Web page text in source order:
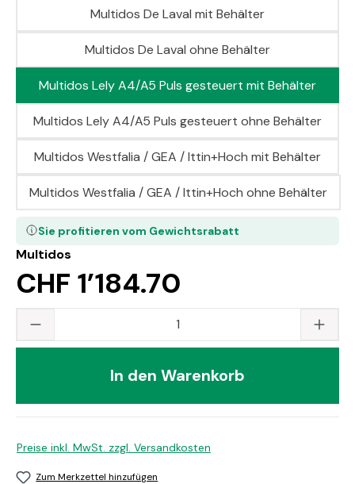
Multidos
CHF 1’184.70
Sie profitieren vom Gewichtsrabatt
Multidos De Laval mit Behälter
Multidos De Laval ohne Behälter
Multidos Lely A4/A5 Puls gesteuert mit Behälter
Multidos Lely A4/A5 Puls gesteuert ohne Behälter
Multidos Westfalia / GEA / Ittin+Hoch mit Behälter
Multidos Westfalia / GEA / Ittin+Hoch ohne Behälter
Produkt Anzahl: Gib den gewünschten
In den Warenkorb
Preise inkl. MwSt. zzgl. Versandkosten
Zum Merkzettel hinzufügen